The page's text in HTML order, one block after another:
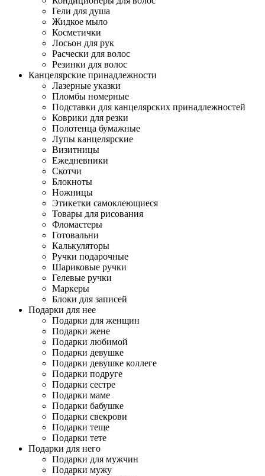
Гели для душа
Жидкое мыло
Косметички
Лосьон для рук
Расчески для волос
Резинки для волос
Канцелярские принадлежности
Лазерные указки
Пломбы номерные
Подставки для канцелярских принадлежностей
Коврики для резки
Полотенца бумажные
Лупы канцелярские
Визитницы
Ежедневники
Скотчи
Блокноты
Ножницы
Этикетки самоклеющиеся
Товары для рисования
Фломастеры
Готовальни
Калькуляторы
Ручки подарочные
Шариковые ручки
Гелевые ручки
Маркеры
Блоки для записей
Подарки для нее
Подарки для женщин
Подарки жене
Подарки любимой
Подарки девушке
Подарки девушке коллеге
Подарки подруге
Подарки сестре
Подарки маме
Подарки бабушке
Подарки свекрови
Подарки теще
Подарки тете
Подарки для него
Подарки для мужчин
Подарки мужу